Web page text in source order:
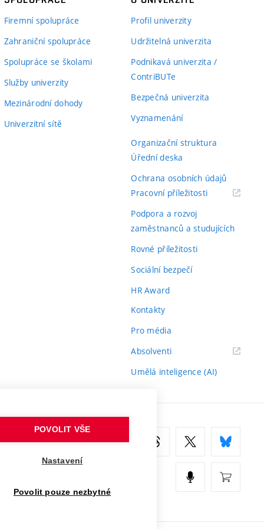
Firemní spolupráce
Zahraniční spolupráce
Spolupráce se školami
Služby univerzity
Mezinárodní dohody
Univerzitní sítě
Profil univerzity
Udržitelná univerzita
Podnikavá univerzita /
ContriBUTe
Bezpečná univerzita
Vyznamenání
Organizační struktura
Úřední deska
Ochrana osobních údajů
Pracovní příležitosti(externí
Podpora a rozvoj
zaměstnanců a studujících
Rovné příležitosti
Sociální bezpečí
HR Award
Kontakty
Pro média
Absolventi(externí
Umělá inteligence (AI)
POVOLIT VŠE
Nastavení
Povolit pouze nezbytné